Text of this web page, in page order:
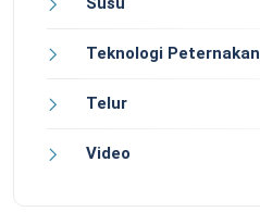
Teknologi Peternakan
Telur
Video